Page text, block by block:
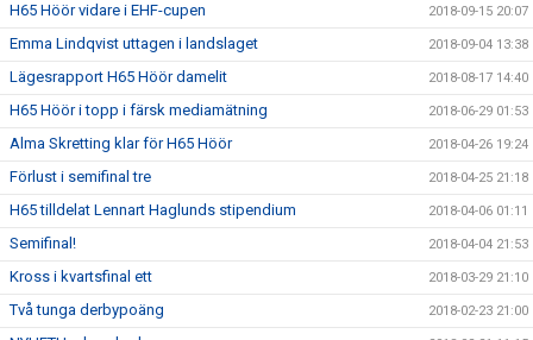
H65 Höör vidare i EHF-cupen 2018-09-15 20:07
Emma Lindqvist uttagen i landslaget 2018-09-04 13:38
Lägesrapport H65 Höör damelit 2018-08-17 14:40
H65 Höör i topp i färsk mediamätning 2018-06-29 01:53
Alma Skretting klar för H65 Höör 2018-04-26 19:24
Förlust i semifinal tre 2018-04-25 21:18
H65 tilldelat Lennart Haglunds stipendium 2018-04-06 01:11
Semifinal! 2018-04-04 21:53
Kross i kvartsfinal ett 2018-03-29 21:10
Två tunga derbypoäng 2018-02-23 21:00